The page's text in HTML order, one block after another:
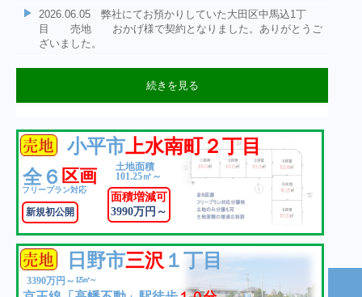
2026.06.05 弊社にてお預かりしていた大田区中馬込1丁
目 売地 おかげ様で契約となりました。ありがとうご
ざいました。
続きを見る
目 売地 おかげ様で契約となりました。ありがとうご
ざいました。
ョン 日野台ハイツ 価格1,580万円
専有面積61.30㎡ 2LDK JR中央線
日野駅 徒歩9分
田区中馬込1丁目 価格3980万円
土地：64.77㎡ 建ぺい容積率60.160%
ン 小平市鈴木町1丁目 1980万円
2LDK 8階東南角部屋 表面利回り
6.3%
１月4日とさせて頂きます
目 売地 おかげ様で契約となりました。ありがとうござい
ました。
１１０．６２㎡の整形地
価格4,680万円 JR西国分寺駅 徒歩
１０分 弊社限定物件です お気軽にお問い合わせくださ
い。
地D号地 おかげ様で成約となりました。ありがとうござい
ました。
地A号地 おかげ様で成約となりました。ありがとうござい
ました。
地C号地 おかげ様で成約となりました。ありがとうござい
ました。
和泉本町 大型３LDK、LDK約１７帖、固定階段ロフト付
げ様で成約となりました。
若松町４丁目 約１４７㎡、整形地・東南角地・住環境良好
♬
町 ゆとりの大型間取り・約９５㎡～
JR青梅線「東中神」駅徒歩９分
小平市上水南町２丁目
全６ 区画
土地面積
101.25㎡～
フリープラン対応
新規初公開
面積増減可
3990万円～
日野市三沢 １丁目
3390万円～ 125㎡～